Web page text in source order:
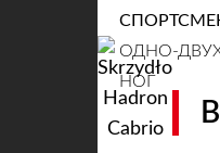
ОДНО-
НОГ